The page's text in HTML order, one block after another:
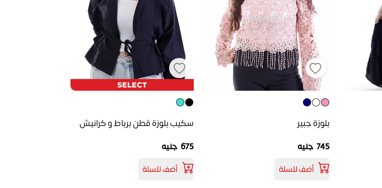
بلوزة جبير
745 جنيه
أضف للسلة
سكيب بلوزة قطن برباط و كرانيش
675 جنيه
أضف للسلة